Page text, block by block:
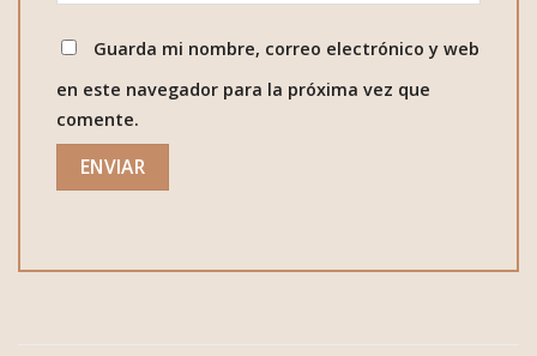
Guarda mi nombre, correo electrónico y web
en este navegador para la próxima vez que
comente.